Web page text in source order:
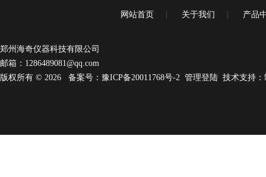
网站首页 关于我们 产品
郑州海奇仪器科技有限公司
邮箱： 1286489081@qq.com
版权所有 © 2026 备案号：豫ICP备20011768号-2 管理登陆 技术支持：